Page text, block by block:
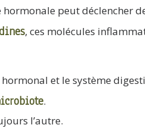
hormonale peut déclencher
, ces molécules
hormonal et le système
.
l’autre.